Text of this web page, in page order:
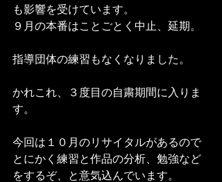
も影響を受けています。
９月の本番はことごとく中止、延期。
指導団体の練習もなくなりました。
かれこれ、３度目の自粛期間に入りま
す。
今回は１０月のリサイタルがあるので
とにかく練習と作品の分析、勉強など
をするぞ、と意気込んでいます。